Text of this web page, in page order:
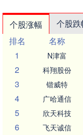
个股涨幅 个股跌
排名
名称
1
N津富
2 科翔股份
3 锴威特
4 广哈通信
5 欣天科技
6 飞天诚信